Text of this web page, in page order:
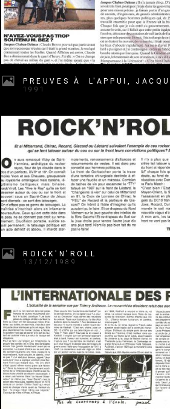
1991
ROICK'N'ROLL
13/12/1989